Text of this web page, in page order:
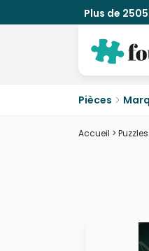
Plus de
Pièces
Accueil >